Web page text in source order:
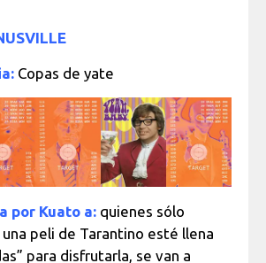
Copas de yate
por Kuato a: quienes sólo
peli de Tarantino esté llena
para disfrutarla, se van a